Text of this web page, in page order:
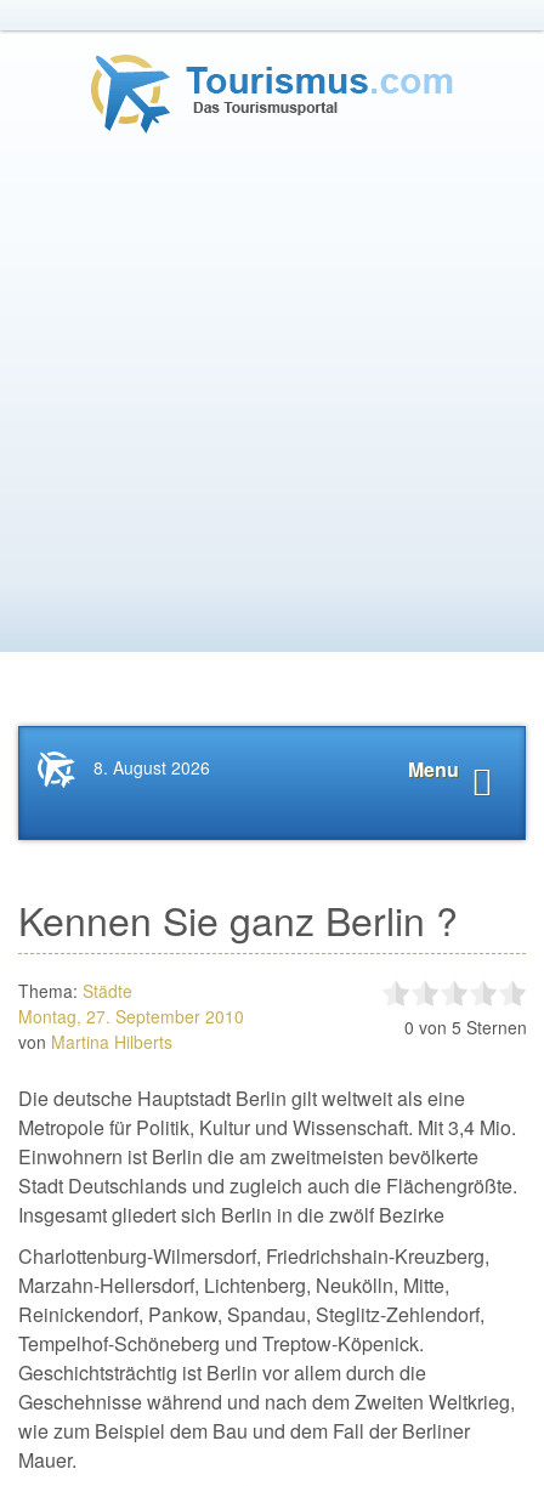
Startseite
News.Tourismus.com
Menu
8. August 2026
Kennen Sie ganz Berlin ?
Thema: Städte
Montag, 27. September 2010
von Martina Hilberts
0 von 5 Sternen
Die deutsche Hauptstadt Berlin gilt weltweit als eine
Metropole für Politik, Kultur und Wissenschaft. Mit 3,4 Mio.
Einwohnern ist Berlin die am zweitmeisten bevölkerte
Stadt Deutschlands und zugleich auch die Flächengrößte.
Insgesamt gliedert sich Berlin in die zwölf Bezirke
Charlottenburg-Wilmersdorf, Friedrichshain-Kreuzberg,
Marzahn-Hellersdorf, Lichtenberg, Neukölln, Mitte,
Reinickendorf, Pankow, Spandau, Steglitz-Zehlendorf,
Tempelhof-Schöneberg und Treptow-Köpenick.
Geschichtsträchtig ist Berlin vor allem durch die
Geschehnisse während und nach dem Zweiten Weltkrieg,
wie zum Beispiel dem Bau und dem Fall der Berliner
Mauer.